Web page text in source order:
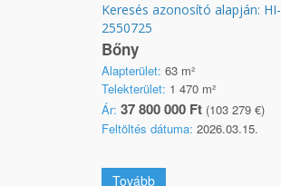
Keresés azonosító alapján: HI-
2550725
Bőny
Alapterület: 63 m²
Telekterület: 1 470 m²
Ár: 37 800 000 Ft (103 279 €)
Feltöltés dátuma: 2026.03.15.
Tovább